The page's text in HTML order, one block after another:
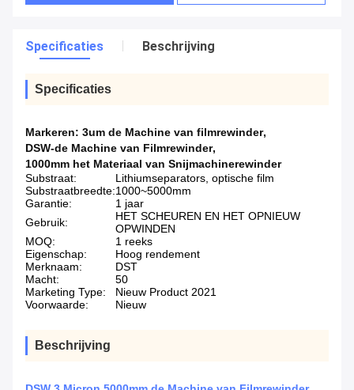
Specificaties Beschrijving
Specificaties
Markeren: 3um de Machine van filmrewinder,
DSW-de Machine van Filmrewinder,
1000mm het Materiaal van Snijmachinerewinder
Substraat:
Lithiumseparators, optische film
Substraatbreedte:1000~5000mm
Garantie:
1 jaar
Gebruik:
HET SCHEUREN EN HET OPNIEUW
OPWINDEN
MOQ:
1 reeks
Eigenschap:
Hoog rendement
Merknaam:
DST
Macht:
50
Marketing Type:
Nieuw Product 2021
Voorwaarde:
Nieuw
Beschrijving